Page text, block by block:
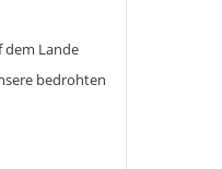
dem Lande
bedrohten